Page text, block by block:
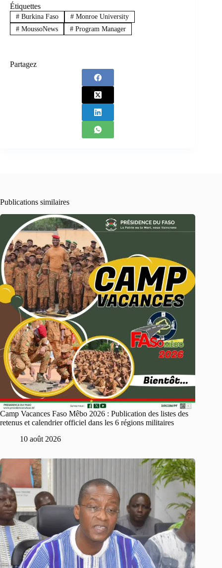
Étiquettes
#Burkina Faso #Monroe University
#MoussoNews #Program Manager
Partagez
Publications similaires
Camp Vacances Faso Mêbo 2026 : Publication des listes des
retenus et calendrier officiel dans les 6 régions militaires
10 août 2026